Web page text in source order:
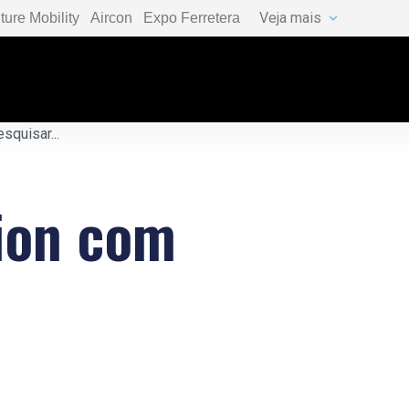
Mobility Aircon Expo Ferretera Veja mais
com